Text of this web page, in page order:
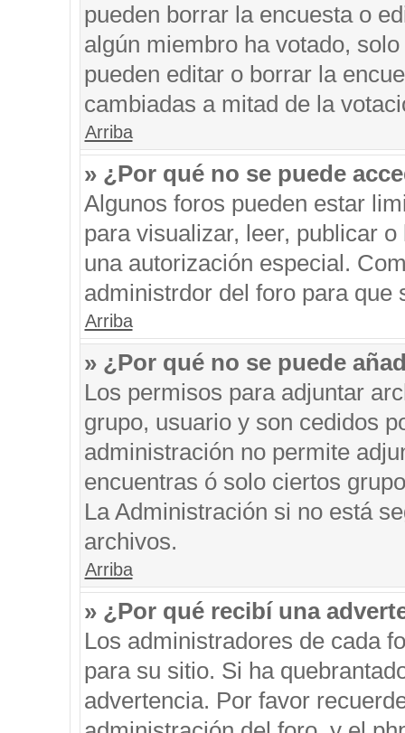
pueden borrar la encuesta o
algún miembro ha votado,
pueden editar o borrar la
cambiadas a mitad de la
Arriba
» ¿Por qué no se puede
Algunos foros pueden estar
para visualizar, leer, publicar
una autorización especial.
administrdor del foro para que
Arriba
» ¿Por qué no se puede
Los permisos para adjuntar
grupo, usuario y son cedidos
administración no permite
encuentras ó solo ciertos
La Administración si no está
archivos.
Arriba
» ¿Por qué recibí una
Los administradores de cada
para su sitio. Si ha
advertencia. Por favor